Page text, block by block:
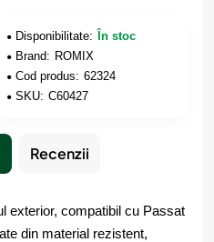
Disponibilitate:
În stoc
Brand: ROMIX
Cod produs: 62324
SKU: C60427
Recenzii
exterior, compatibil cu Passat
din material rezistent,